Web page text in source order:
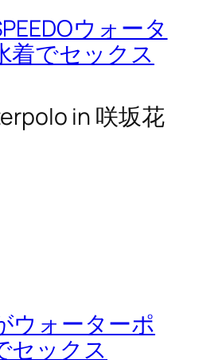
ウォータ
着でセックス
in 咲坂花
ウォーターポ
セックス